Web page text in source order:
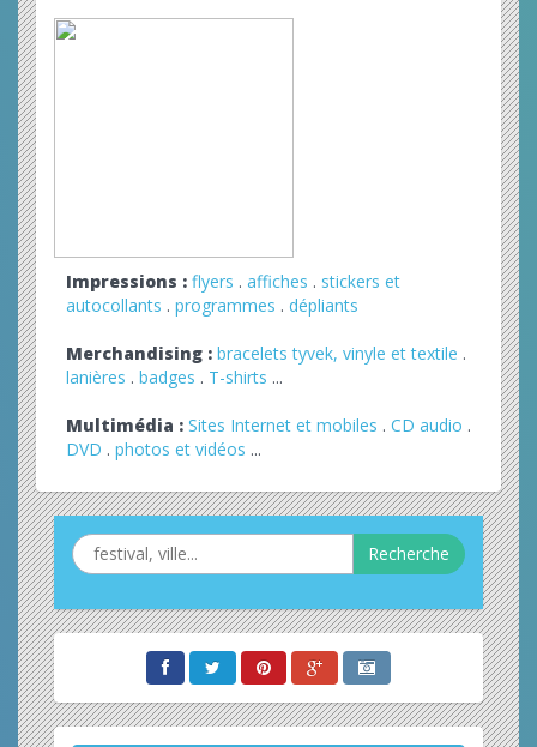
Impressions : flyers . affiches . stickers et
autocollants . programmes . dépliants
Merchandising : bracelets tyvek, vinyle et textile .
lanières . badges . T-shirts ...
Multimédia : Sites Internet et mobiles . CD audio .
DVD . photos et vidéos ...
Recherche